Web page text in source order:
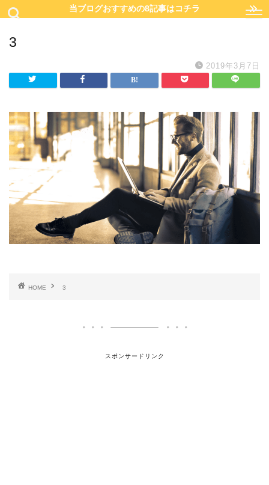
当ブログおすすめの8記事はコチラ
3
2019年3月7日
HOME 3
スポンサードリンク